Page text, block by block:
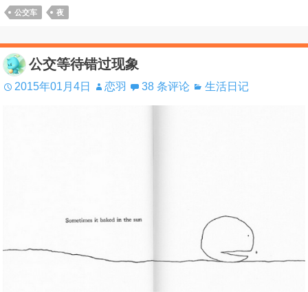
公交车 夜
公交等待错过现象
2015年01月4日 恋羽 38 条评论 生活日记